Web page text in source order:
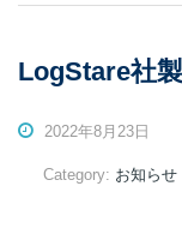
LogStare社
2022年8月23日
Category: お知らせ